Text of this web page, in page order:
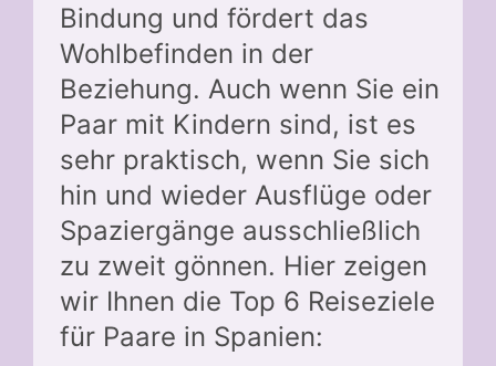
Bindung und fördert das
Wohlbefinden in der
Beziehung. Auch wenn Sie ein
Paar mit Kindern sind, ist es
sehr praktisch, wenn Sie sich
hin und wieder Ausflüge oder
Spaziergänge ausschließlich
zu zweit gönnen. Hier zeigen
wir Ihnen die Top 6 Reiseziele
für Paare in Spanien: